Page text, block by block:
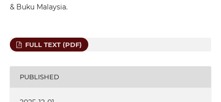
& Buku Malaysia.
FULL TEXT (PDF)
PUBLISHED